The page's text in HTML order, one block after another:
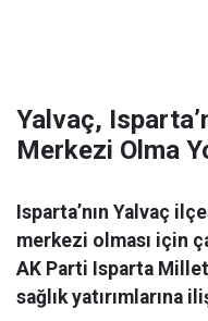
Yalvaç,
Merkezi Olma
Isparta’nın Yalvaç
merkezi olması için
AK Parti Isparta
sağlık yatırımlarına